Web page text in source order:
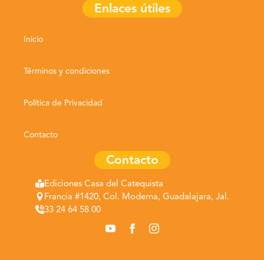
Enlaces útiles
Inicio
Términos y condiciones
Política de Privacidad
Contacto
Contacto
Ediciones Casa del Catequista
Francia #1420, Col. Moderna, Guadalajara, Jal.
33 24 64 58 00